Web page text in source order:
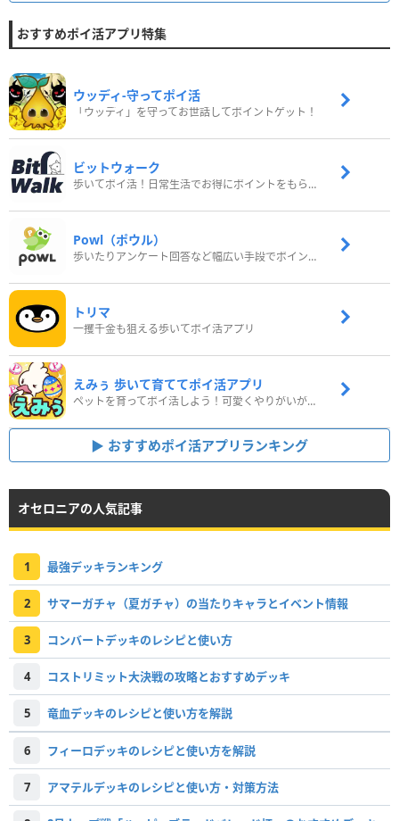
おすすめポイ活アプリ特集
ウッディ‐守ってポイ活
「ウッディ」を守ってお世話してポイントゲット！
ビットウォーク
歩いてポイ活！日常生活でお得にポイントをもらおう
Powl（ポウル）
歩いたりアンケート回答など幅広い手段でポイントをゲット
トリマ
一攫千金も狙える歩いてポイ活アプリ
えみぅ 歩いて育ててポイ活アプリ
ペットを育ってポイ活しよう！可愛くやりがいがある新感覚アプリ
おすすめポイ活アプリランキング
オセロニアの人気記事
1 最強デッキランキング
2 サマーガチャ（夏ガチャ）の当たりキャラとイベント情報
3 コンバートデッキのレシピと使い方
4 コストリミット大決戦の攻略とおすすめデッキ
5 竜血デッキのレシピと使い方を解説
6 フィーロデッキのレシピと使い方を解説
7 アマテルデッキのレシピと使い方・対策方法